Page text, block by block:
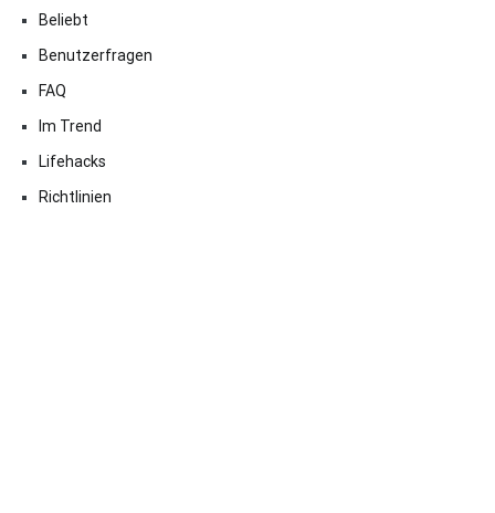
Beliebt
Benutzerfragen
FAQ
Im Trend
Lifehacks
Richtlinien